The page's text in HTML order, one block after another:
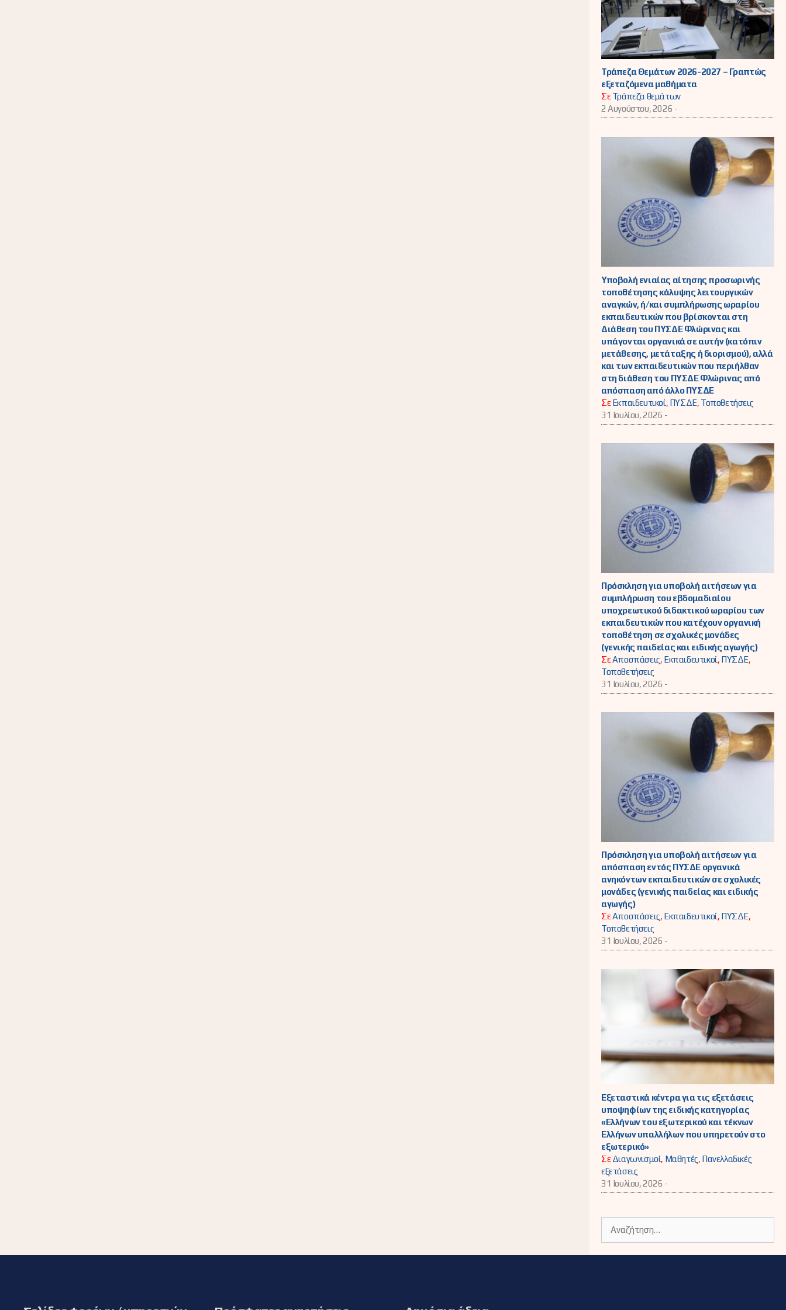
Τράπεζα Θεμάτων 2026-2027 – Γραπτώς
εξεταζόμενα μαθήματα
ΣεΤράπεζα θεμάτων
2 Αυγούστου, 2026 -
Υποβολή ενιαίας αίτησης προσωρινής
τοποθέτησης κάλυψης λειτουργικών
αναγκών, ή/και συμπλήρωσης ωραρίου
εκπαιδευτικών που βρίσκονται στη
Διάθεση του ΠΥΣΔΕ Φλώρινας και
υπάγονται οργανικά σε αυτήν (κατόπιν
μετάθεσης, μετάταξης ή διορισμού), αλλά
και των εκπαιδευτικών που περιήλθαν
στη διάθεση του ΠΥΣΔΕ Φλώρινας από
απόσπαση από άλλο ΠΥΣΔΕ
ΣεΕκπαιδευτικοί, ΠΥΣΔΕ, Τοποθετήσεις
31 Ιουλίου, 2026 -
Πρόσκληση για υποβολή αιτήσεων για
συμπλήρωση του εβδομαδιαίου
υποχρεωτικού διδακτικού ωραρίου των
εκπαιδευτικών που κατέχουν οργανική
τοποθέτηση σε σχολικές μονάδες
(γενικής παιδείας και ειδικής αγωγής)
ΣεΑποσπάσεις, Εκπαιδευτικοί, ΠΥΣΔΕ,
Τοποθετήσεις
31 Ιουλίου, 2026 -
Πρόσκληση για υποβολή αιτήσεων για
απόσπαση εντός ΠΥΣΔΕ οργανικά
ανηκόντων εκπαιδευτικών σε σχολικές
μονάδες (γενικής παιδείας και ειδικής
αγωγής)
ΣεΑποσπάσεις, Εκπαιδευτικοί, ΠΥΣΔΕ,
Τοποθετήσεις
31 Ιουλίου, 2026 -
Εξεταστικά κέντρα για τις εξετάσεις
υποψηφίων της ειδικής κατηγορίας
«Ελλήνων του εξωτερικού και τέκνων
Ελλήνων υπαλλήλων που υπηρετούν στο
εξωτερικό»
ΣεΔιαγωνισμοί, Μαθητές, Πανελλαδικές
εξετάσεις
31 Ιουλίου, 2026 -
για: